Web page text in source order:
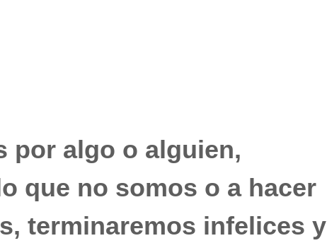
por algo o alguien,
que no somos o a hacer
terminaremos infelices y